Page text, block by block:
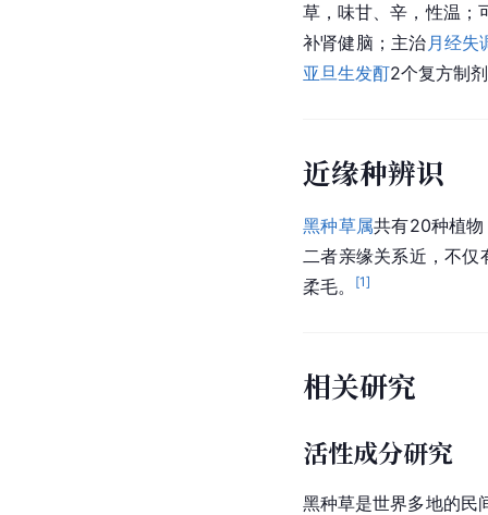
草，味甘、辛，性温；
补肾健脑；主治月经失
亚旦生发酊2个复方制
近缘种辨识
黑种草属共有20种植
二者亲缘关系近，不仅
柔毛。
[1]
相关研究
活性成分研究
黑种草是世界多地的民